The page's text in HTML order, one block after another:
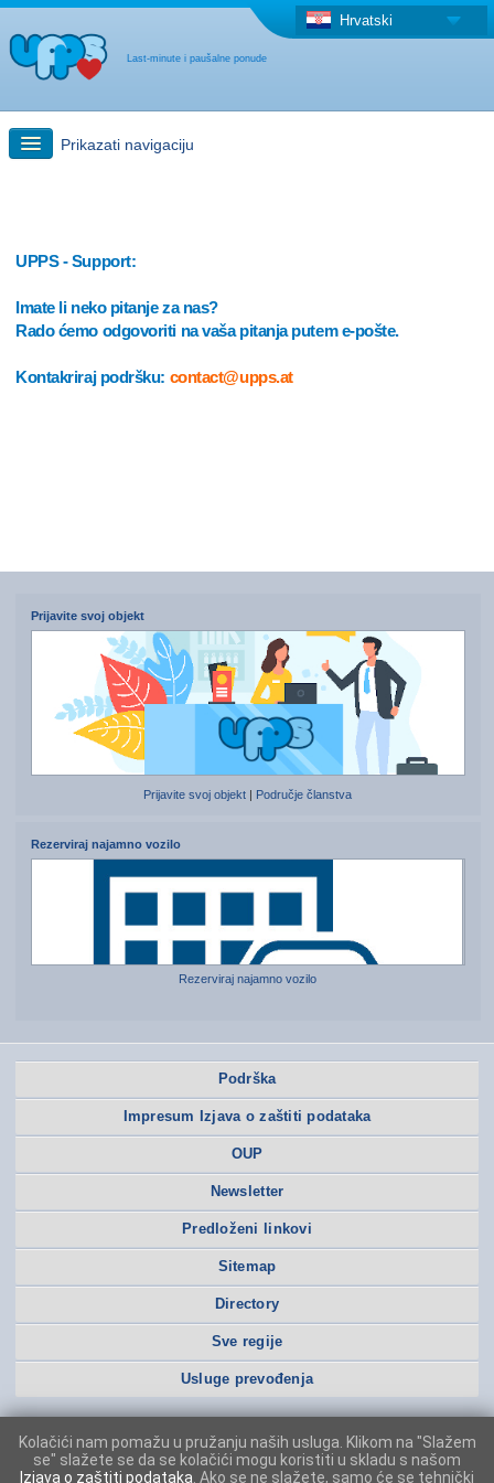
Last-minute i paušalne ponude
Hrvatski
Prikazati navigaciju
Putovanja: Pretraga na zemljovidu
"Last Minute"ponuda + Paušalna ponuda
Druga država
UPPS - Support:
Imate li neko pitanje za nas?
Rado ćemo odgovoriti na vaša pitanja putem e-pošte.
Kontakriraj podršku: contact@upps.at
Prijavite svoj objekt
Prijavite svoj objekt Područje članstva
Rezerviraj najamno vozilo
Rezerviraj najamno vozilo
Podrška
Impresum Izjava o zaštiti podataka
OUP
Newsletter
Predloženi linkovi
Sitemap
Directory
Sve regije
Usluge prevođenja
Kolačići nam pomažu u pružanju naših usluga. Klikom na "Slažem
se" slažete se da se kolačići mogu koristiti u skladu s našom
Izjava o zaštiti podataka . Ako se ne slažete, samo će se tehnički